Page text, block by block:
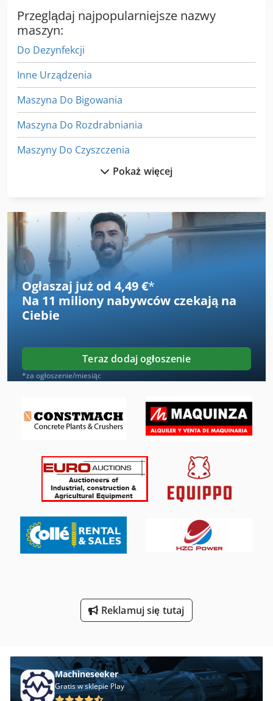
Przeglądaj najpopularniejsze nazwy
maszyn:
Do Dezynfekcji
Inne Urządzenia
Maszyna Do Bigowania
Maszyna Do Rozdrabniania
Maszyny Do Czyszczenia
Maszyny Do Drewna
Maszyny Do Druku Cyfrowego
Maszyny Do Drutu
Maszyny Do Forniru
Maszyny Do Gięcia
Maszyny Do Honowania
Maszyny Do Kołnierzy
Maszyny Do Napełniania
Maszyny Do Obróbki Drewna
Maszyny Do Oklejania
Maszyny Do Polerowania
Maszyny Do Powlekania
Maszyny Do Spawania
Maszyny Do Szycia Przemysłowe
Maszyny Do Wycinania
Urządzenia Do Odsysania
Pokaż więcej
Ogłaszaj już od 4,49 €*
Na 11 miliony nabywców czekają na
Ciebie
Teraz dodaj ogłoszenie
*za ogłoszenie/miesiąc
Reklamuj się tutaj
Machineseeker
Gratis w sklepie Play